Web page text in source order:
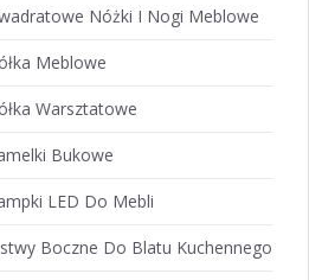
Nóżki I Nogi Meblowe
Meblowe
Warsztatowe
Bukowe
LED Do Mebli
Boczne Do Blatu Kuchennego